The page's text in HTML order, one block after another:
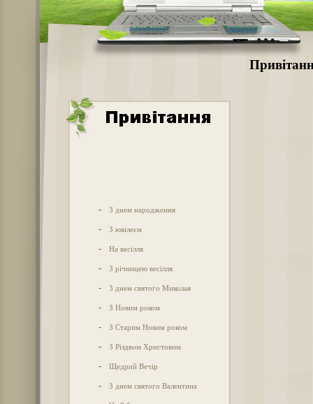
- З днем народження
- З ювілеєм
- На весілля
- З річницею весілля
- З днем святого Миколая
- З Новим роком
- З Старим Новим роком
- З Різдвом Христовим
- Щедрий Вечір
- З днем святого Валентина